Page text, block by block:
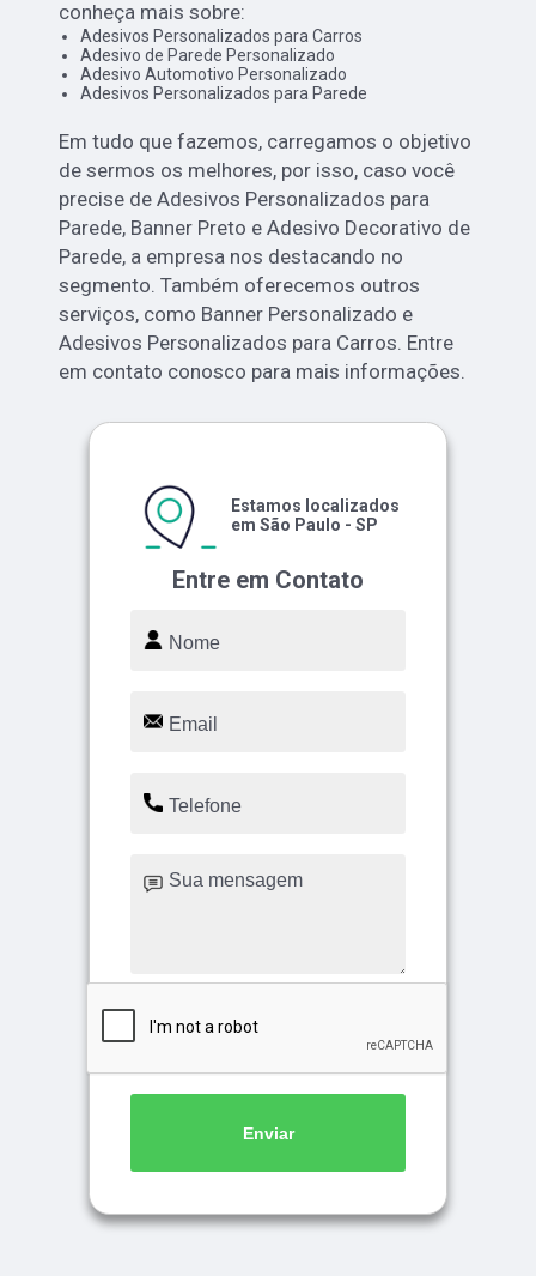
conheça mais sobre:
Adesivos Personalizados para Carros
Adesivo de Parede Personalizado
Adesivo Automotivo Personalizado
Adesivos Personalizados para Parede
Em tudo que fazemos, carregamos o objetivo
de sermos os melhores, por isso, caso você
precise de Adesivos Personalizados para
Parede, Banner Preto e Adesivo Decorativo de
Parede, a empresa nos destacando no
segmento. Também oferecemos outros
serviços, como Banner Personalizado e
Adesivos Personalizados para Carros. Entre
em contato conosco para mais informações.
Entre em Contato
Estamos localizados
em São Paulo - SP
Enviar